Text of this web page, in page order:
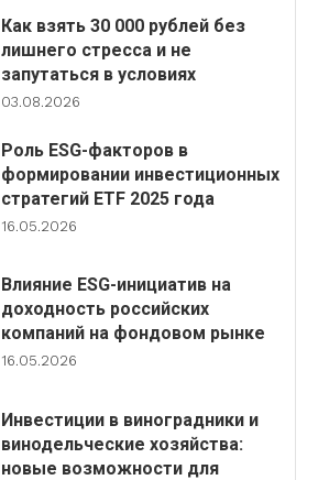
Как взять 30 000 рублей без
лишнего стресса и не
запутаться в условиях
03.08.2026
Роль ESG-факторов в
формировании инвестиционных
стратегий ETF 2025 года
16.05.2026
Влияние ESG-инициатив на
доходность российских
компаний на фондовом рынке
16.05.2026
Инвестиции в виноградники и
винодельческие хозяйства:
новые возможности для